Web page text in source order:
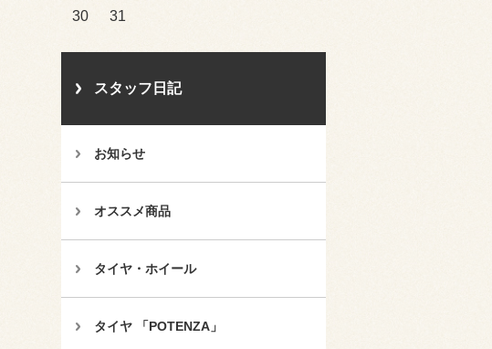
30
31
スタッフ日記
お知らせ
オススメ商品
タイヤ・ホイール
タイヤ 「POTENZA」